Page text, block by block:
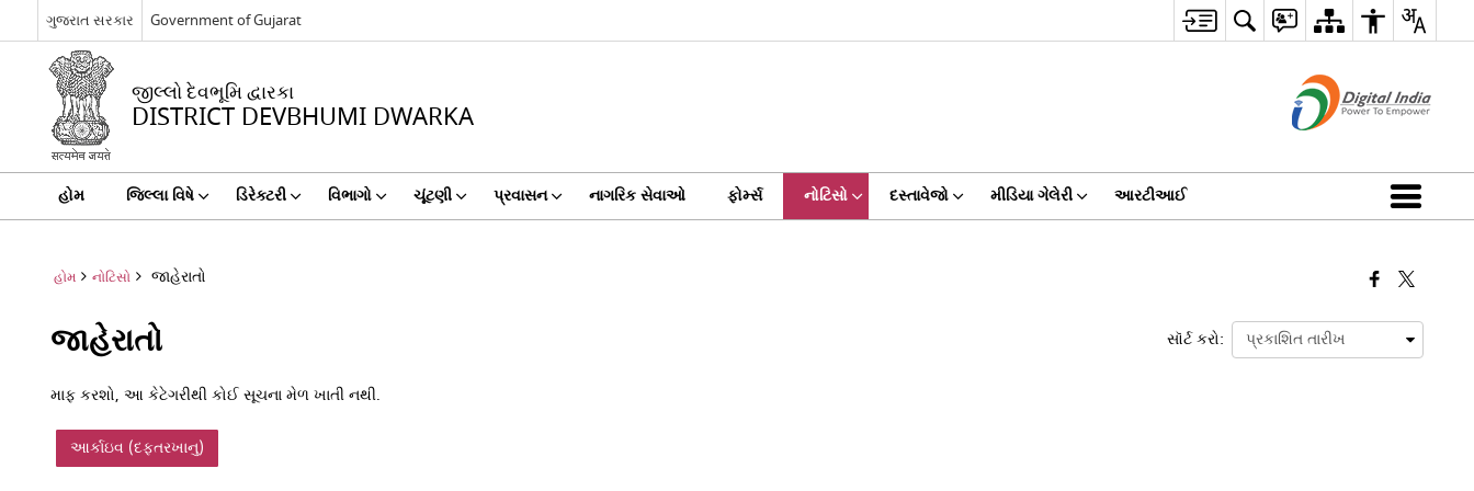
ગુજરાત સરકાર Government of Gujarat
જીલ્લો દેવભૂમિ દ્વારકા
DISTRICT DEVBHUMI DWARKA
હોમ જિલ્લા વિષે ડિરેક્ટરી વિભાગો ચૂંટણી પ્રવાસન નાગરિક સેવાઓ ફોર્મ્સ નોટિસો દસ્તાવેજો મીડિયા ગેલેરી આરટીઆઈ
હોમ નોટિસો જાહેરાતો
જાહેરાતો સૉર્ટ કરો:
માફ કરશો, આ કેટેગરીથી કોઈ સૂચના મેળ ખાતી નથી.
આર્કાઇવ (દફ્તરખાનુ)